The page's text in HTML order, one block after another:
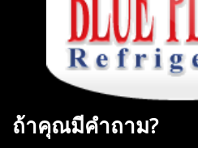
ถ้าคุณมีคำถาม?